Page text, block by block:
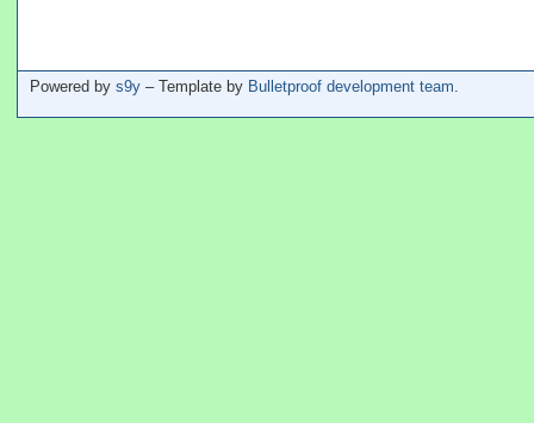
Powered by s9y – Template by Bulletproof development team.